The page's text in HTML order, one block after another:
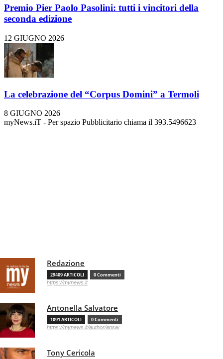
Premio Pier Paolo Pasolini: tutti i vincitori della
seconda edizione
12 GIUGNO 2026
La celebrazione del “Corpus Domini” a Termoli
8 GIUGNO 2026
myNews.iT - Per spazio Pubblicitario chiama il 393.5496623
Redazione
29409 ARTICOLI 0 Commenti
https://mynews.it
Antonella Salvatore
1091 ARTICOLI 0 Commenti
https://mynews.it/author/ansa/
Tony Cericola